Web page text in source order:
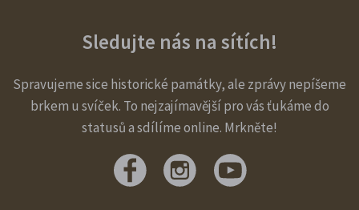
Sledujte nás na sítích!
Spravujeme sice historické památky, ale zprávy nepíšeme
brkem u svíček. To nejzajímavější pro vás ťukáme do
statusů a sdílíme online. Mrkněte!